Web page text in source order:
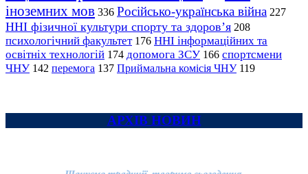
іноземних мов 336 Російсько-українська війна 227
ННІ фізичної культури спорту та здоров’я 208
психологічний факультет 176 ННІ інформаційних та
освітніх технологій 174 допомога ЗСУ 166 спортсмени
ЧНУ 142 перемога 137 Приймальна комісія ЧНУ 119
АРХІВ НОВИН